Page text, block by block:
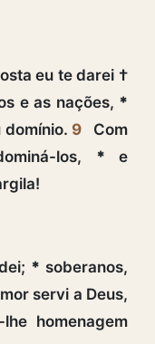
eu te darei †
e as nações, *
domínio. 9
Com
los,
* e
* soberanos,
servi a Deus,
homenagem